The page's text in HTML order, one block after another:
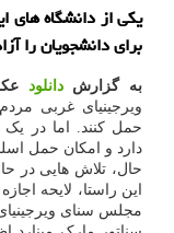
یکی از دانشگاه های
برای دانشجویان را
به گزارشدانلود
ویرجینیای غربی
حمل کنند. اما در
دارد و امکان حمل
حال، تلاش هایی در
این راستا، لایحه
مجلس سنای